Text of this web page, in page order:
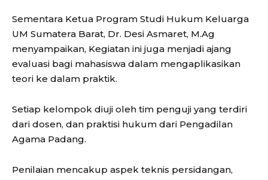
Sementara Ketua Program Studi Hukum Keluarga
UM Sumatera Barat, Dr. Desi Asmaret, M.Ag
menyampaikan, Kegiatan ini juga menjadi ajang
evaluasi bagi mahasiswa dalam mengaplikasikan
teori ke dalam praktik.
Setiap kelompok diuji oleh tim penguji yang terdiri
dari dosen, dan praktisi hukum dari Pengadilan
Agama Padang.
Penilaian mencakup aspek teknis persidangan,